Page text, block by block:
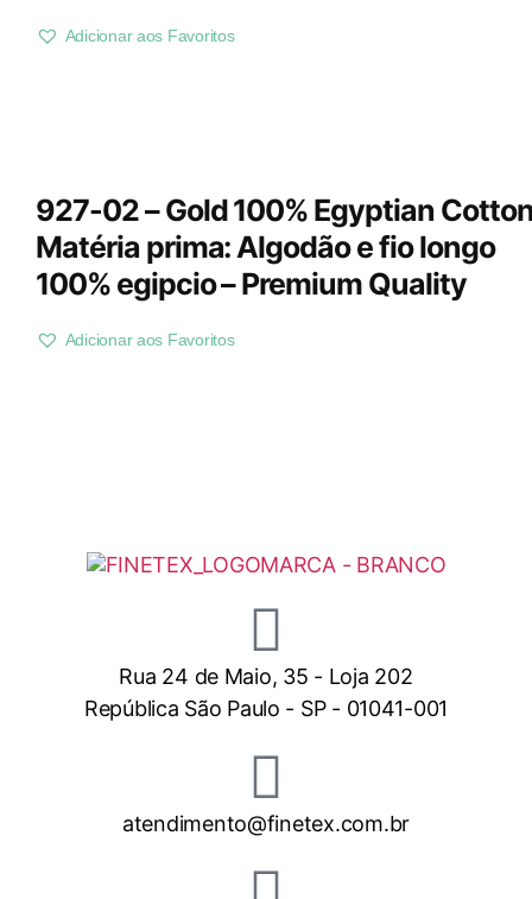
Adicionar aos Favoritos
927-02 – Gold 100% Egyptian
Matéria prima: Algodão e fio longo
100% egipcio – Premium Quality
Adicionar aos Favoritos
Rua 24 de Maio, 35 - Loja 202
República São Paulo - SP - 01041-001
atendimento@finetex.com.br